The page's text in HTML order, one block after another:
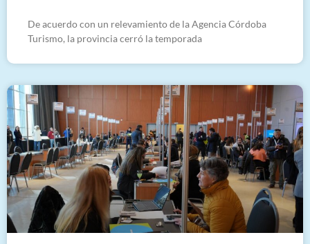
De acuerdo con un relevamiento de la Agencia Córdoba
Turismo, la provincia cerró la temporada